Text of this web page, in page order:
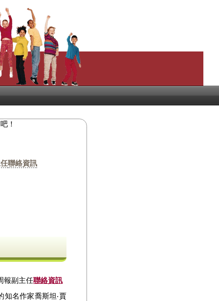
！
聯絡資訊
報副主任聯絡資訊
知名作家喬斯坦‧賈